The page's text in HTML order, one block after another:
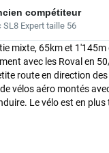
compétiteur
Expert taille 56
mixte, 65km et
avec les Roval en
route en direction
vélos aéro montés
Le vélo est en